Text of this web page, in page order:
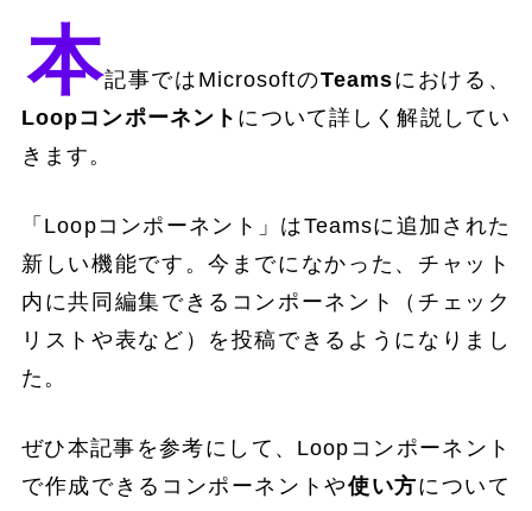
本記事ではMicrosoftのTeamsにおける、
Loopコンポーネント について詳しく解説してい
きます。
「Loopコンポーネント」はTeamsに追加された
新しい機能です。今までになかった、チャット
内に共同編集できるコンポーネント（チェック
リストや表など）を投稿できるようになりまし
た。
ぜひ本記事を参考にして、Loopコンポーネント
で作成できるコンポーネントや使い方について